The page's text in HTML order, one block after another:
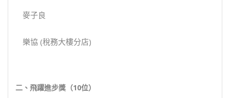
麥子良
樂協 (稅務大樓分店)
二、飛躍進步獎（10位）